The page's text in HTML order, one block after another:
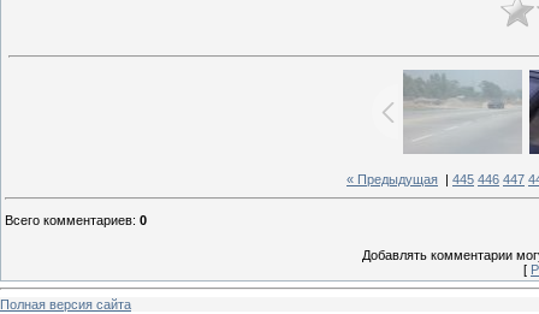
« Предыдущая 445 446 447
Всего комментариев: 0
Добавлять комментарии
[
Полная версия сайта